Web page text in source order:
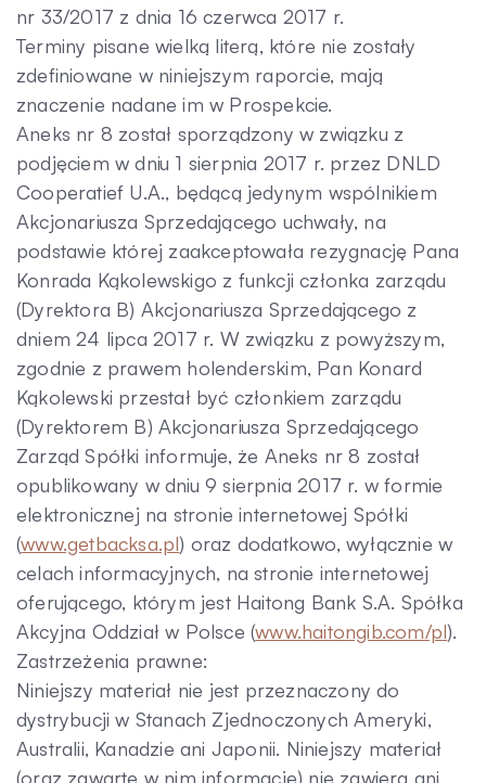
nr 33/2017 z dnia 16 czerwca 2017 r.
Terminy pisane wielką literą, które nie zostały
zdefiniowane w niniejszym raporcie, mają
znaczenie nadane im w Prospekcie.
Aneks nr 8 został sporządzony w związku z
podjęciem w dniu 1 sierpnia 2017 r. przez DNLD
Cooperatief U.A., będącą jedynym wspólnikiem
Akcjonariusza Sprzedającego uchwały, na
podstawie której zaakceptowała rezygnację Pana
Konrada Kąkolewskigo z funkcji członka zarządu
(Dyrektora B) Akcjonariusza Sprzedającego z
dniem 24 lipca 2017 r. W związku z powyższym,
zgodnie z prawem holenderskim, Pan Konard
Kąkolewski przestał być członkiem zarządu
(Dyrektorem B) Akcjonariusza Sprzedającego
Zarząd Spółki informuje, że Aneks nr 8 został
opublikowany w dniu 9 sierpnia 2017 r. w formie
elektronicznej na stronie internetowej Spółki
(www.getbacksa.pl) oraz dodatkowo, wyłącznie w
celach informacyjnych, na stronie internetowej
oferującego, którym jest Haitong Bank S.A. Spółka
Akcyjna Oddział w Polsce (www.haitongib.com/pl).
Zastrzeżenia prawne:
Niniejszy materiał nie jest przeznaczony do
dystrybucji w Stanach Zjednoczonych Ameryki,
Australii, Kanadzie ani Japonii. Niniejszy materiał
(oraz zawarte w nim informacje) nie zawiera ani